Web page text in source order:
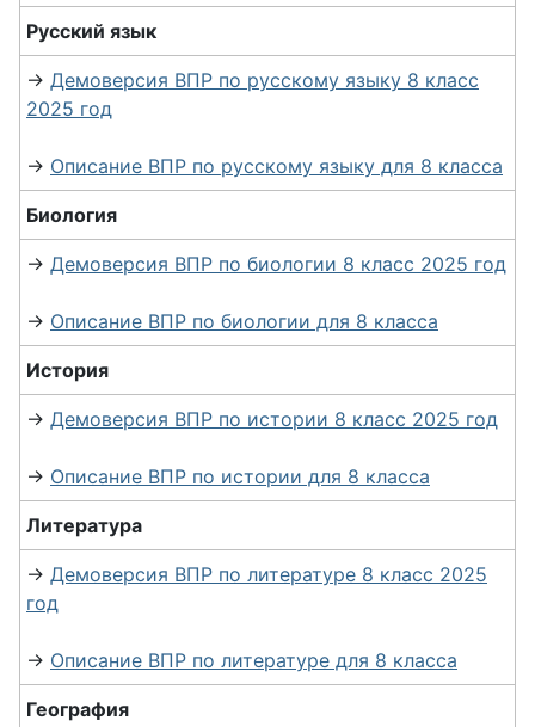
Русский язык
→ Демоверсия ВПР по русскому языку 8 класс
2025 год
→ Описание ВПР по русскому языку для 8 класса
Биология
→ Демоверсия ВПР по биологии 8 класс 2025 год
→ Описание ВПР по биологии для 8 класса
История
→ Демоверсия ВПР по истории 8 класс 2025 год
→ Описание ВПР по истории для 8 класса
Литература
→ Демоверсия ВПР по литературе 8 класс 2025
год
→ Описание ВПР по литературе для 8 класса
География